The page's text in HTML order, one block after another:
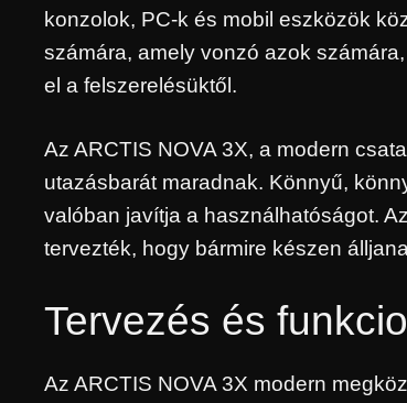
konzolok, PC-k és mobil eszközök
számára, amely vonzó azok
el a felszerelésüktől.
Az ARCTIS NOVA 3X, a modern
utazásbarát maradnak. Könnyű,
valóban javítja a használhatóságot.
tervezték, hogy bármire készen
Tervezés és
Az ARCTIS NOVA 3X modern